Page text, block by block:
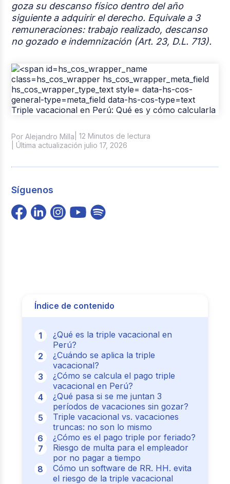
Columna del Experto
Pago de nómina
goza su descanso físico dentro del año
siguiente a adquirir el derecho. Equivale a 3
remuneraciones: trabajo realizado, descanso
no gozado e indemnización (Art. 23, D.L. 713).
Por Alejandro Milla | 12 Minutos de lectura
| Última actualización julio 17, 2026
Síguenos
Índice de contenido
¿Qué es la triple vacacional en
Perú?
¿Cuándo se aplica la triple
vacacional?
¿Cómo se calcula el pago triple
vacacional en Perú?
¿Qué pasa si se me juntan 3
períodos de vacaciones sin gozar?
Triple vacacional vs. vacaciones
truncas: no son lo mismo
¿Cómo es el pago triple por feriado?
Riesgo de multa para el empleador
por no pagar a tiempo
Cómo un software de RR. HH. evita
el riesgo de la triple vacacional